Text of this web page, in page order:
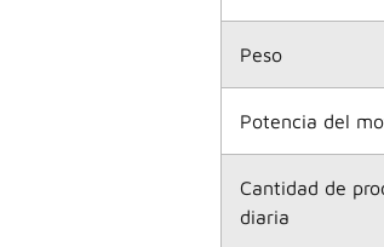
Peso
Potencia del
Cantidad de
diaria